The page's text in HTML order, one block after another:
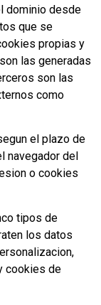
dominio desde
que se
propias y
las generadas
son las
como
el plazo de
navegador del
o cookies
tipos de
los datos
cookies de